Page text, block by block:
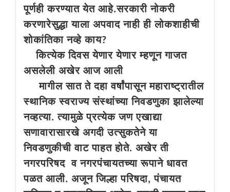
पूर्णही करण्यात येत आहे.सरकारी नोकरी
करणारेसुद्धा याला अपवाद नाही ही लोकशाहीची
शोकांतिका नव्हे काय?
कित्येक दिवस येणार येणार म्हणून गाजत
असलेली अखेर आज आली
मागील सात ते दहा वर्षांपासून महाराष्ट्रातील
स्थानिक स्वराज्य संस्थांच्या निवडणुका झालेल्या
नव्हत्या. त्यामुळे प्रत्येक जण एखाद्या
सणावारासारखे अगदी उत्सुकतेने या
निवडणुकीची वाट पाहत होते. अखेर ती
नगरपरिषद व नगरपंचायतच्या रूपाने धावत
पळत आली. अजून जिल्हा परिषदा, पंचायत